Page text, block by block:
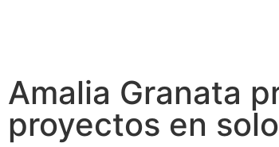
Amalia Granata
proyectos en